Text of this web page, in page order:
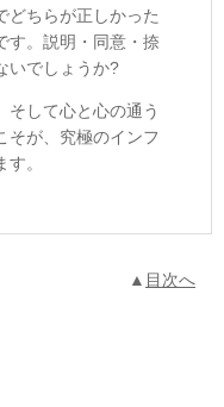
どちらが正しかった
す。説明・同意・捺
いでしょうか?
して心と心の通う
そが、究極のインフ
。
▲ 目次へ